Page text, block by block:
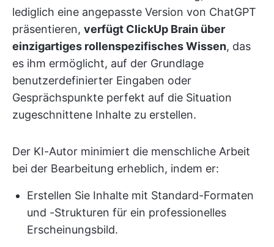
lediglich eine angepasste Version von ChatGPT
präsentieren, verfügt ClickUp Brain über
einzigartiges rollenspezifisches Wissen, das
es ihm ermöglicht, auf der Grundlage
benutzerdefinierter Eingaben oder
Gesprächspunkte perfekt auf die Situation
zugeschnittene Inhalte zu erstellen.
Der KI-Autor minimiert die menschliche Arbeit
bei der Bearbeitung erheblich, indem er:
Erstellen Sie Inhalte mit Standard-Formaten
und -Strukturen für ein professionelles
Erscheinungsbild.